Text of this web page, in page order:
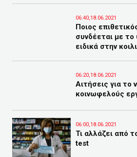
06:40,18.06.2021
Ποιος
συνδέεται με
ειδικά στην
06:20,18.06.2021
Αιτήσεις για το
κοινωφελούς
06:00,18.06.2021
Τι αλλάζει από
test